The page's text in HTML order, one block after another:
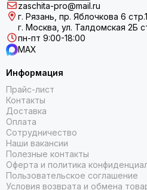
zaschita-pro@mail.ru
г. Рязань, пр. Яблочкова 6
г. Москва, ул. Талдомская 2Б
пн-пт 9:00-18:00
MAX
Информация
Прайс-лист
Контакты
Доставка
Оплата
Сотрудничество
Наши вакансии
Полезные контакты
Оферта и политика
Пользовательское соглашение
Условия возврата и обмена